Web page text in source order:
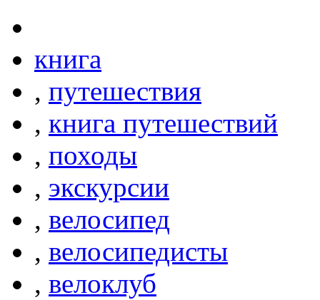
книга
, путешествия
, книга путешествий
, походы
, экскурсии
, велосипед
, велосипедисты
, велоклуб